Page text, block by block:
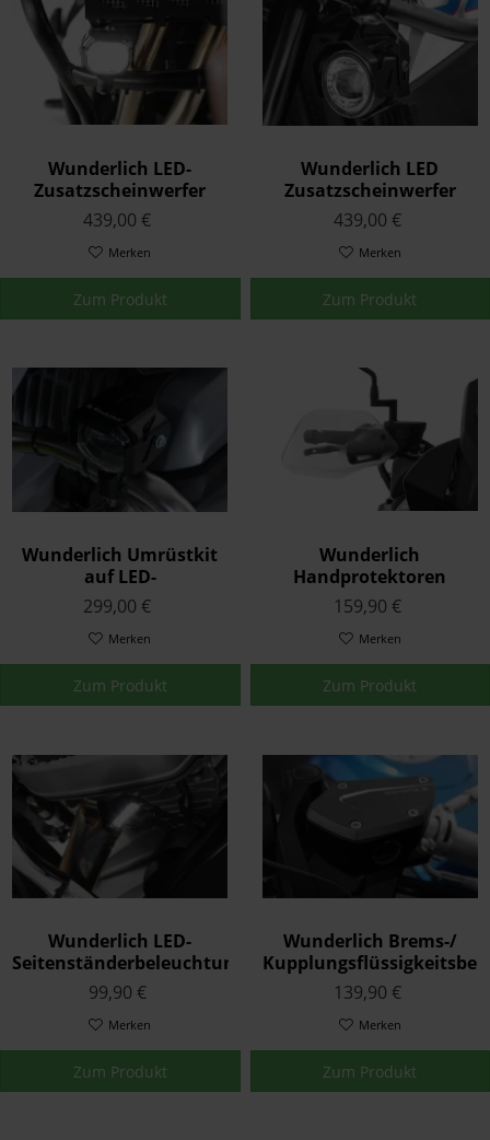
Wunderlich LED-
Zusatzscheinwerfer
Microflooter für
Schutzbügelmontage
439,00 €
Merken
Zum Produkt
Wunderlich LED
Zusatzscheinwerfer
ATON für
Schutzbügelmontage
439,00 €
Merken
Zum Produkt
Wunderlich Umrüstkit
auf LED-
Zusatzscheinwerfer
Microflooter
299,00 €
Merken
Zum Produkt
Wunderlich
Handprotektoren
Transparent
159,90 €
Merken
Zum Produkt
Wunderlich LED-
Seitenständerbeleuchtung
99,90 €
Merken
Zum Produkt
Wunderlich Brems-/
Deckel Titan
139,90 €
Merken
Zum Produkt